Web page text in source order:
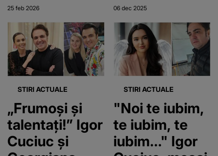
alături de
Diana, la
aproape doi
ani după ce și-
au pierdut
unica fiică, pe
Andreea!
Fotografia a
stârnit un val
de reacții
25 feb 2026
Cuciuc,
dărâmată de
durere, dar
încurajată să
meargă mai
departe
06 dec 2025
STIRI ACTUALE
„Frumoși și
talentați!” Igor
Cuciuc și
STIRI ACTUALE
"Noi te iubim,
te iubim, te
iubim…" Igor